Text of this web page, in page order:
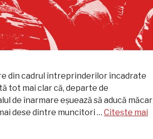
din cadrul întreprinderilor încadrate
tot mai clar că, departe de
de înarmare eșuează să aducă măcar
dese dintre muncitori … Citește mai